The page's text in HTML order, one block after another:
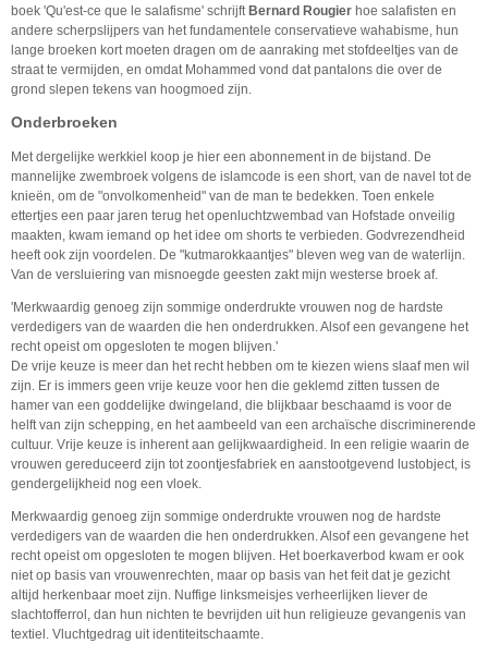
boek 'Qu'est-ce que le salafisme' schrijft Bernard Rougier hoe salafisten en
andere scherpslijpers van het fundamentele conservatieve wahabisme, hun
lange broeken kort moeten dragen om de aanraking met stofdeeltjes van de
straat te vermijden, en omdat Mohammed vond dat pantalons die over de
grond slepen tekens van hoogmoed zijn.
Onderbroeken
Met dergelijke werkkiel koop je hier een abonnement in de bijstand. De
mannelijke zwembroek volgens de islamcode is een short, van de navel tot de
knieën, om de "onvolkomenheid" van de man te bedekken. Toen enkele
ettertjes een paar jaren terug het openluchtzwembad van Hofstade onveilig
maakten, kwam iemand op het idee om shorts te verbieden. Godvrezendheid
heeft ook zijn voordelen. De "kutmarokkaantjes" bleven weg van de waterlijn.
Van de versluiering van misnoegde geesten zakt mijn westerse broek af.
'Merkwaardig genoeg zijn sommige onderdrukte vrouwen nog de hardste
verdedigers van de waarden die hen onderdrukken. Alsof een gevangene het
recht opeist om opgesloten te mogen blijven.'
De vrije keuze is meer dan het recht hebben om te kiezen wiens slaaf men wil
zijn. Er is immers geen vrije keuze voor hen die geklemd zitten tussen de
hamer van een goddelijke dwingeland, die blijkbaar beschaamd is voor de
helft van zijn schepping, en het aambeeld van een archaïsche discriminerende
cultuur. Vrije keuze is inherent aan gelijkwaardigheid. In een religie waarin de
vrouwen gereduceerd zijn tot zoontjesfabriek en aanstootgevend lustobject, is
gendergelijkheid nog een vloek.
Merkwaardig genoeg zijn sommige onderdrukte vrouwen nog de hardste
verdedigers van de waarden die hen onderdrukken. Alsof een gevangene het
recht opeist om opgesloten te mogen blijven. Het boerkaverbod kwam er ook
niet op basis van vrouwenrechten, maar op basis van het feit dat je gezicht
altijd herkenbaar moet zijn. Nuffige linksmeisjes verheerlijken liever de
slachtofferrol, dan hun nichten te bevrijden uit hun religieuze gevangenis van
textiel. Vluchtgedrag uit identiteitschaamte.